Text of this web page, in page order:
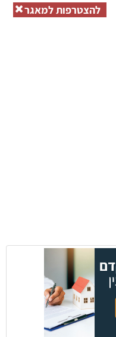
להצטרפות למאגר